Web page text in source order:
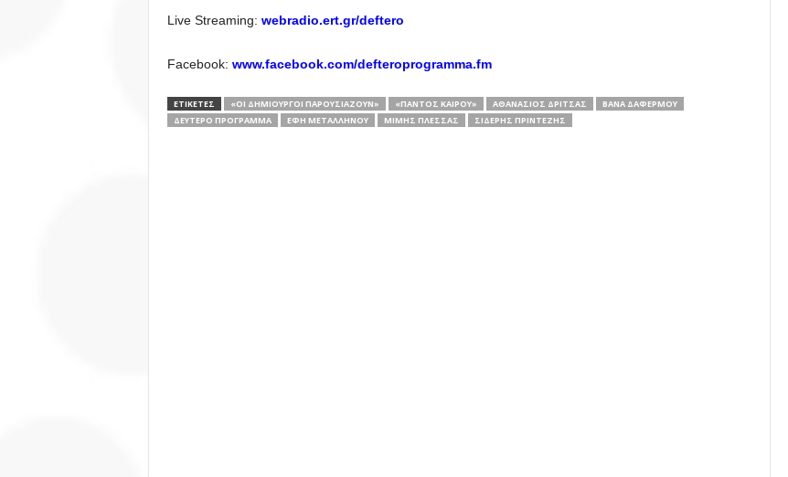
Live Streaming: webradio.ert.gr/deftero
Facebook: www.facebook.com/defteroprogramma.fm
ΕΤΙΚΕΤΕΣ «ΟΙ ΔΗΜΙΟΥΡΓΟΊ ΠΑΡΟΥΣΙΆΖΟΥΝ» «ΠΑΝΤΌΣ ΚΑΙΡΟΎ» ΑΘΑΝΆΣΙΟΣ ΔΡΊΤΣΑΣ
ΒΆΝΑ ΔΑΦΈΡΜΟΥ
ΔΕΎΤΕΡΟ ΠΡΌΓΡΑΜΜΑ
ΈΦΗ ΜΕΤΑΛΛΗΝΟΎ ΜΊΜΗΣ ΠΛΈΣΣΑΣ ΣΙΔΕΡΉΣ ΠΡΊΝΤΕΖΗΣ